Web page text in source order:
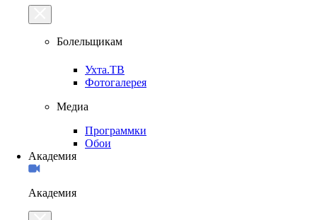
Болельщикам
Ухта.ТВ
Фотогалерея
Медиа
Программки
Обои
Академия
Академия